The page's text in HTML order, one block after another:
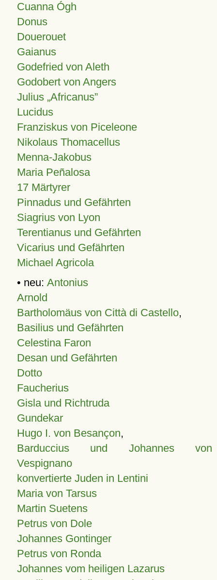
Cuanna Ógh
Donus
Douerouet
Gaianus
Godefried von Aleth
Godobert von Angers
Julius Africanus
Lucidus
Franziskus von Piceleone
Nikolaus Thomacellus
Menna-Jakobus
Maria Peñalosa
17 Märtyrer
Pinnadus und Gefährten
Siagrius von Lyon
Terentianus und Gefährten
Vicarius und Gefährten
Michael Agricola
• neu: Antonius
Arnold
Bartholomäus von Città di Castello,
Basilius und Gefährten
Celestina Faron
Desan und Gefährten
Dotto
Faucherius
Gisla und Richtruda
Gundekar
Hugo I. von Besançon,
Barduccius und Johannes von
Vespignano
konvertierte Juden in Lentini
Maria von Tarsus
Martin Suetens
Petrus von Dole
Johannes Gontinger
Petrus von Ronda
Johannes vom heiligen Lazarus